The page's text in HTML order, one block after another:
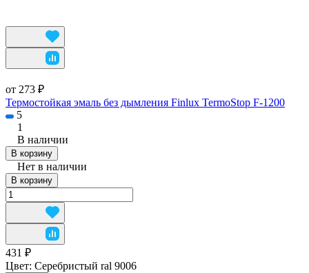
от 273 ₽
Термостойкая эмаль без дымления Finlux TermoStop F-1200
5
1
В наличии
В корзину
Нет в наличии
В корзину
431 ₽
Цвет: Серебристый ral 9006